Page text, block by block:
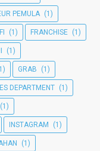
PEMULA (1)
(1) FRANCHISE (1)
(1)
GRAB (1)
DEPARTMENT (1)
(1)
INSTAGRAM (1)
(1)